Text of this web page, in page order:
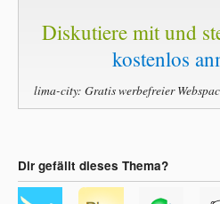
Diskutiere mit und
kostenlos
lima-city: Gratis werbefreier
Dir gefällt dieses Thema?